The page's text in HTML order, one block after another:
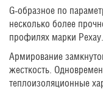
G-образное по
несколько более
профилях марки Рехау.
Армирование
жесткость.
теплоизоляционные